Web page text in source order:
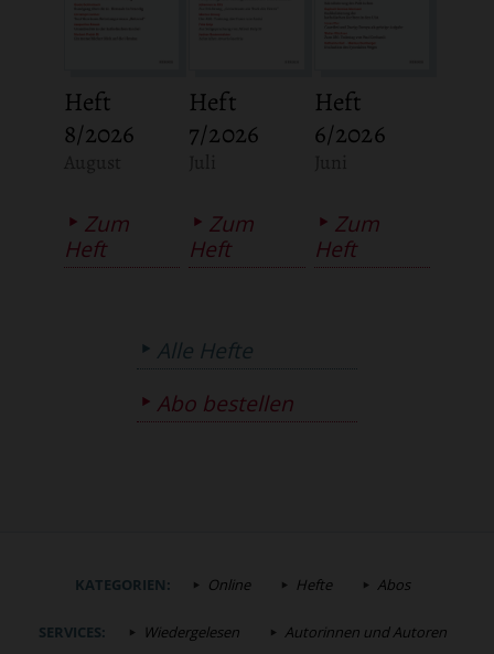
Heft
8/2026
Zum
Heft
Heft
7/2026
Zum
Heft
Heft
6/2026
Zum
Heft
Alle Hefte
Abo bestellen
KATEGORIEN: Online Hefte Abos
SERVICES: Wiedergelesen
Autorinnen und Autoren